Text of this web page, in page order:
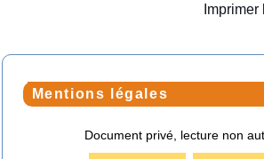
Mentions légales
Document privé, lecture non